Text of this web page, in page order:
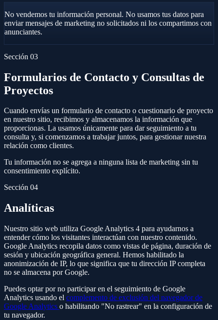
No vendemos tu información personal. No usamos tus datos para
enviar mensajes de marketing no solicitados ni los compartimos con
anunciantes.
Sección 03
Formularios de Contacto y Consultas de
Proyectos
Cuando envías un formulario de contacto o cuestionario de proyecto
en nuestro sitio, recibimos y almacenamos la información que
proporcionas. La usamos únicamente para dar seguimiento a tu
consulta y, si comenzamos a trabajar juntos, para gestionar nuestra
relación como clientes.
Tu información no se agrega a ninguna lista de marketing sin tu
consentimiento explícito.
Sección 04
Analíticas
Nuestro sitio web utiliza Google Analytics 4 para ayudarnos a
entender cómo los visitantes interactúan con nuestro contenido.
Google Analytics recopila datos como vistas de página, duración de
sesión y ubicación geográfica general. Hemos habilitado la
anonimización de IP, lo que significa que tu dirección IP completa
no se almacena por Google.
Puedes optar por no participar en el seguimiento de Google
Analytics usando el complemento de exclusión del navegador de
Google Analytics o habilitando "No rastrear" en la configuración de
tu navegador.